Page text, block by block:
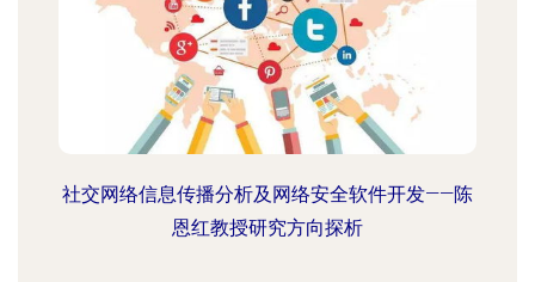
社交网络信息传播分析及网络安全软件开发——陈
恩红教授研究方向探析